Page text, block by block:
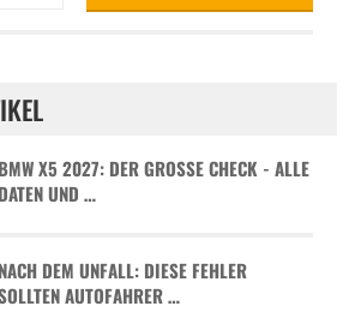
BMW X5 2027: DER GROSSE CHECK - ALLE D
ATEN UND …
NACH DEM UNFALL: DIESE FEHLER
AUTOFAHRER …